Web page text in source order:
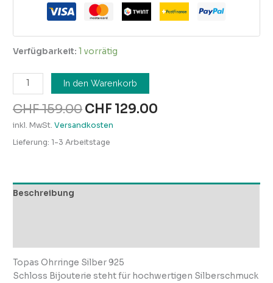
Verfügbarkeit: 1 vorrätig
In den Warenkorb
CHF159.00CHF 129.00
inkl. MwSt. Versandkosten
Lieferung:1-3 Arbeitstage
Beschreibung
Topas Ohrringe Silber 925
Schloss Bijouterie steht für hochwertigen Silberschmuck